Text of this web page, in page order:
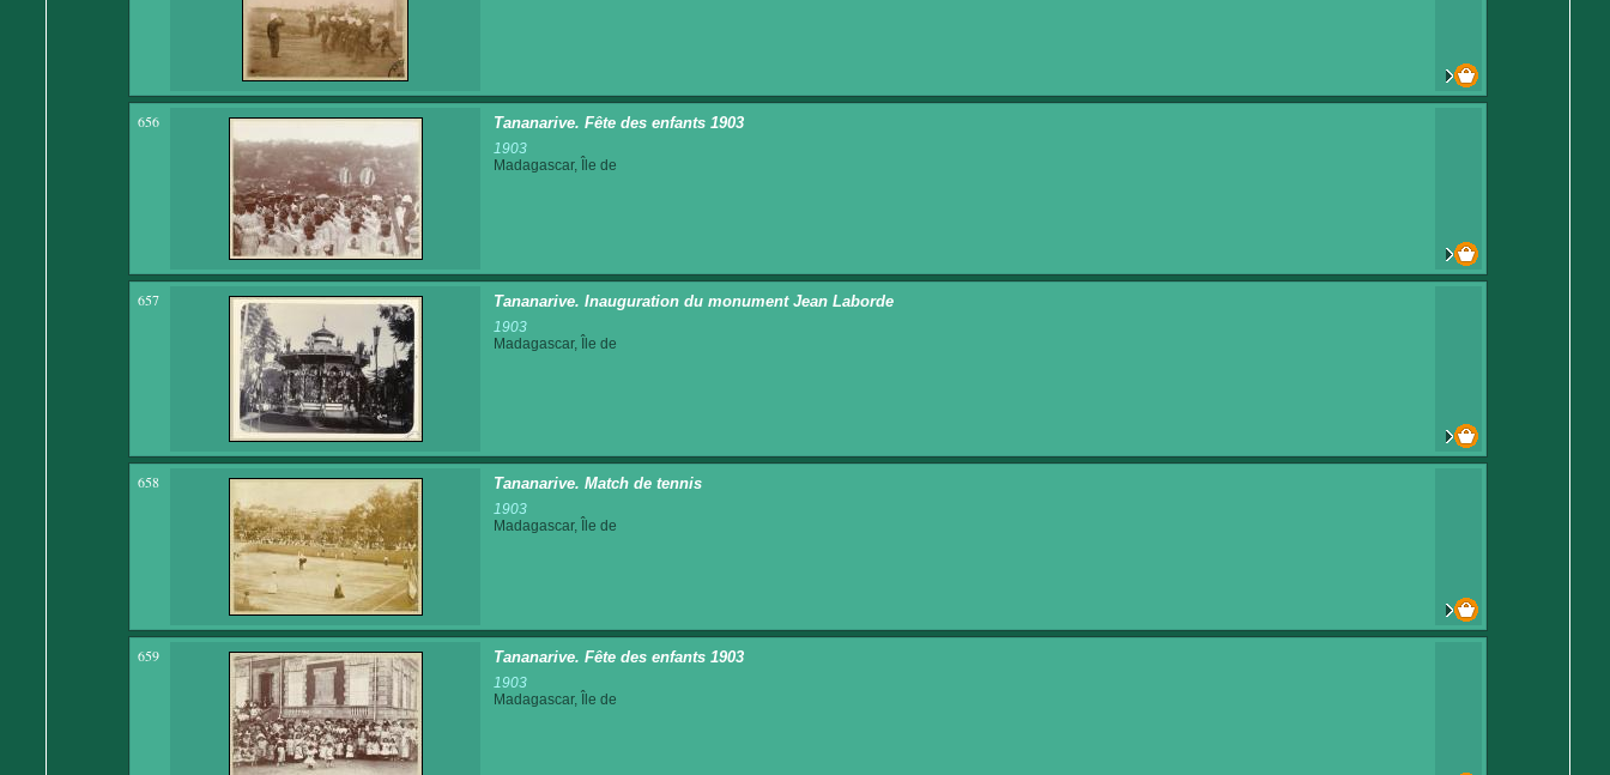
656 Tananarive. Fête des enfants 1903
1903
Madagascar, Île de
657 Tananarive. Inauguration du monument Jean Laborde
1903
Madagascar, Île de
658 Tananarive. Match de tennis
1903
Madagascar, Île de
659 Tananarive. Fête des enfants 1903
1903
Madagascar, Île de